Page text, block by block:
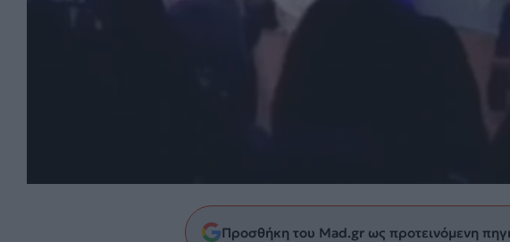
Προσθήκη του Mad.gr ως προτεινόμενη